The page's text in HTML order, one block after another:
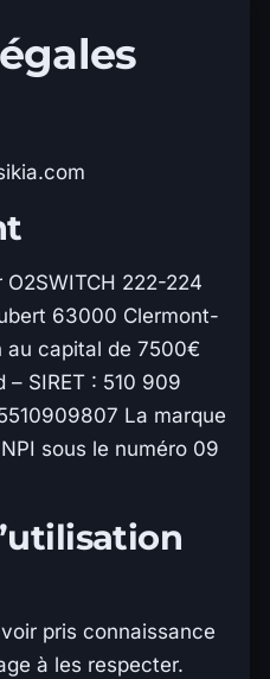
222-224
63000 Clermont-
au capital de 7500€
– SIRET : 510 909
La marque
sous le numéro 09
pris connaissance
à les respecter.